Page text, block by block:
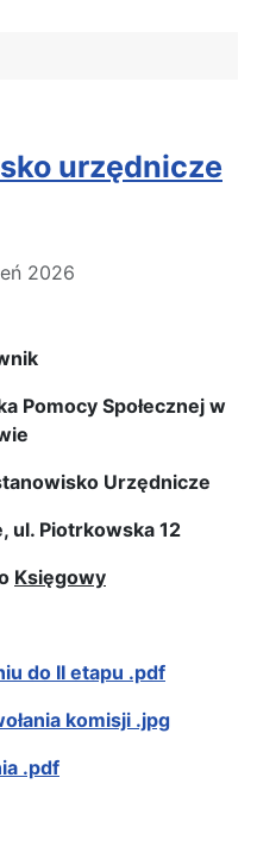
urzędnicze
2026
Pomocy Społecznej w
Urzędnicze
ul. Piotrkowska 12
Księgowy
do II etapu .pdf
komisji .jpg
.pdf